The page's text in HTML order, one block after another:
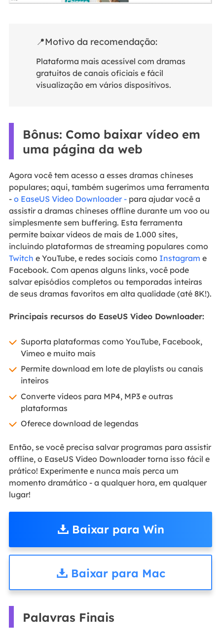
📍Motivo da recomendação:
Plataforma mais acessível com dramas
gratuitos de canais oficiais e fácil
visualização em vários dispositivos.
Bônus: Como baixar vídeo em
uma página da web
Agora você tem acesso a esses dramas chineses
populares; aqui, também sugerimos uma ferramenta
- o EaseUS Video Downloader -para ajudar você a
assistir a dramas chineses offline durante um voo ou
simplesmente sem buffering. Esta ferramenta
permite baixar vídeos de mais de 1.000 sites,
incluindo plataformas de streaming populares como
Twitch e YouTube, e redes sociais como Instagram e
Facebook. Com apenas alguns links, você pode
salvar episódios completos ou temporadas inteiras
de seus dramas favoritos em alta qualidade (até 8K!).
Principais recursos do EaseUS Video Downloader:
Suporta plataformas como YouTube, Facebook,
Vimeo e muito mais
Permite download em lote de playlists ou canais
inteiros
Converte vídeos para MP4, MP3 e outras
plataformas
Oferece download de legendas
Então, se você precisa salvar programas para assistir
offline, o EaseUS Video Downloader torna isso fácil e
prático! Experimente e nunca mais perca um
momento dramático - a qualquer hora, em qualquer
lugar!
Baixar para Win
Baixar para Mac
Palavras Finais